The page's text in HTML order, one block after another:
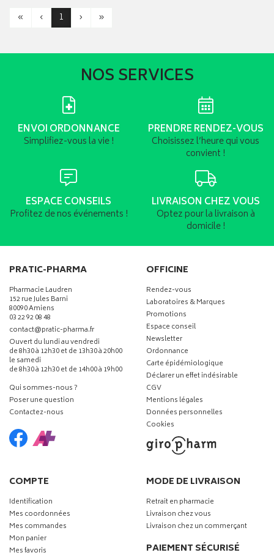
« ‹ 1 › »
NOS SERVICES
ENVOI ORDONNANCE
Simplifiez-vous la vie !
PRENDRE RENDEZ-VOUS
Choisissez l’heure qui vous
convient !
ESPACE CONSEILS
Profitez de nos événements !
LIVRAISON CHEZ VOUS
Optez pour la livraison à
domicile !
PRATIC-PHARMA
Pharmacie Laudren
152 rue Jules Barni
80090 Amiens
03 22 92 08 48
contact-
@-
pratic-pharma.fr
Ouvert du lundi au vendredi
de 8h30 à 12h30 et de 13h30 à 20h00
le samedi
de 8h30 à 12h30 et de 14h00 à 19h00
Qui sommes-nous ?
Poser une question
Contactez-nous
OFFICINE
Rendez-vous
Laboratoires & Marques
Promotions
Espace conseil
Newsletter
Ordonnance
Carte épidémiologique
Déclarer un effet indésirable
CGV
Mentions légales
Données personnelles
Cookies
COMPTE
Identification
Mes coordonnées
Mes commandes
Mon panier
Mes favoris
MODE DE LIVRAISON
Retrait en pharmacie
Livraison chez vous
Livraison chez un commerçant
PAIEMENT SÉCURISÉ